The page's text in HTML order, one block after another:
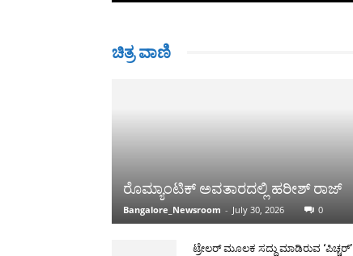
ಚಿತ್ರ ವಾಣಿ
ರೊಮ್ಯಾಂಟಿಕ್ ಅವತಾರದಲ್ಲಿ ಹರೀಶ್ ರಾಜ್
Bangalore_Newsroom - July 30, 2026 0
ಟ್ರೇಲರ್ ಮೂಲಕ ಸದ್ದು ಮಾಡಿರುವ ‘ಪಿಚ್ಚರ್’